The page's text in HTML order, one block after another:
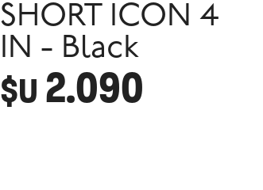
SHORT ICON 4
IN - Black
$U 2.090